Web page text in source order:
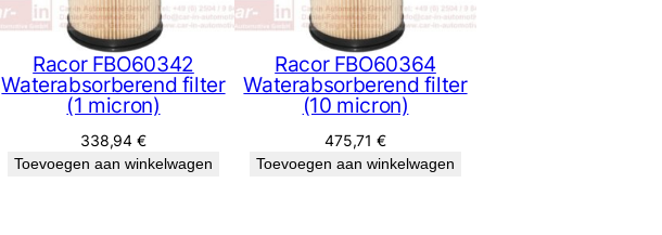
Racor FBO60342
Waterabsorberend filter
(1 micron)
338,94€
Toevoegen aan winkelwagen
Racor FBO60364
Waterabsorberend filter
(10 micron)
475,71€
Toevoegen aan winkelwagen